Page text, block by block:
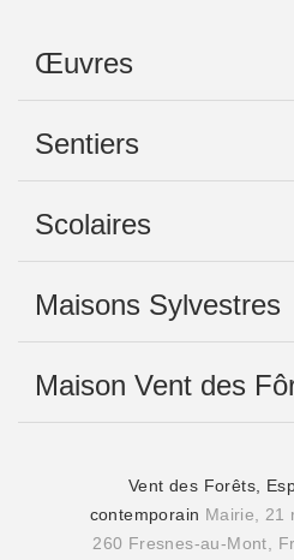
Œuvres
Sentiers
Scolaires
Maisons Sylvestres
Maison Vent des
Vent des Forêts,
contemporain Mairie, 21
260 Fresnes-au-Mont,